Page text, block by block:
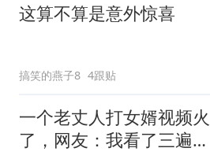
这算不算是意外惊喜
搞笑的燕子8 4跟贴
一个老丈人打女婿视频火
了，网友：我看了三遍笑